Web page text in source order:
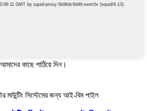
কাছে পাঠিয়ে দিন।